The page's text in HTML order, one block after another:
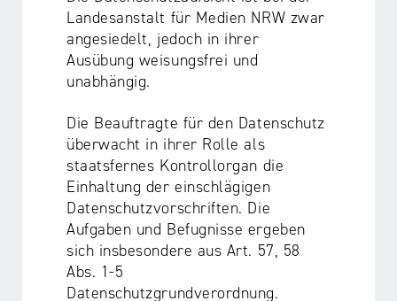
Landesanstalt für Medien NRW zwar
angesiedelt, jedoch in ihrer
Ausübung weisungsfrei und
unabhängig.
Die Beauftragte für den Datenschutz
überwacht in ihrer Rolle als
staatsfernes Kontrollorgan die
Einhaltung der einschlägigen
Datenschutzvorschriften. Die
Aufgaben und Befugnisse ergeben
sich insbesondere aus Art. 57, 58
Abs. 1-5
Datenschutzgrundverordnung.